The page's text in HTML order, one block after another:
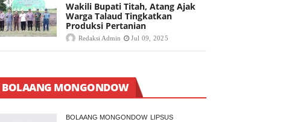
Wakili Bupati Titah, Atang Ajak
Warga Talaud Tingkatkan
Produksi Pertanian
Redaksi Admin Jul 09, 2025
BOLAANG MONGONDOW
BOLAANG MONGONDOW LIPSUS